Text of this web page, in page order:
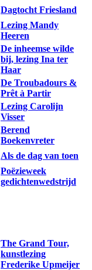
Dagtocht Friesland
Lezing Mandy
Heeren
De inheemse wilde
bij, lezing Ina ter
Haar
De Troubadours &
Prêt à Partir
Lezing Carolijn
Visser
Berend
Boekenvreter
Als de dag van toen
Poëzieweek
gedichtenwedstrijd
The Grand Tour,
kunstlezing
Frederike Upmeijer